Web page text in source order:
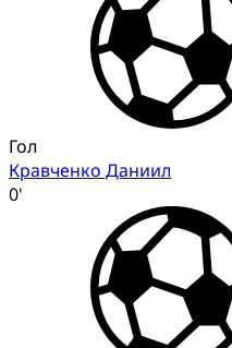
Гол
Кравченко Даниил
0'